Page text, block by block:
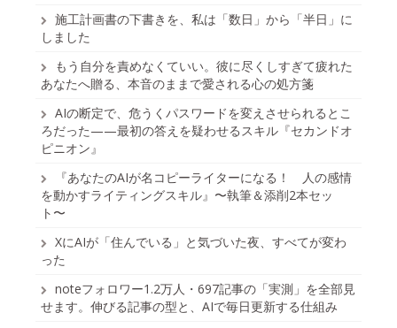
施工計画書の下書きを、私は「数日」から「半日」に
しました
もう自分を責めなくていい。彼に尽くしすぎて疲れた
あなたへ贈る、本音のままで愛される心の処方箋
AIの断定で、危うくパスワードを変えさせられるとこ
ろだった——最初の答えを疑わせるスキル『セカンドオ
ピニオン』
『あなたのAIが名コピーライターになる！ 人の感情
を動かすライティングスキル』〜執筆＆添削2本セッ
ト〜
XにAIが「住んでいる」と気づいた夜、すべてが変わ
った
noteフォロワー1.2万人・697記事の「実測」を全部見
せます。伸びる記事の型と、AIで毎日更新する仕組み